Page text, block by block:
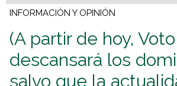
INFORMACIÓN Y OPINIÓN
(A partir de hoy,
descansará los
salvo que la